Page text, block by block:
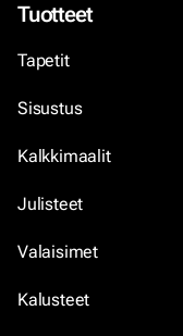
Tuotteet
Tapetit
Sisustus
Kalkkimaalit
Julisteet
Valaisimet
Kalusteet